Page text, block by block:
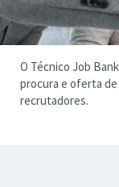
O Técnico Job
procura e oferta
recrutadores.